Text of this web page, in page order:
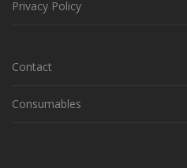
Privacy Policy
Contact
Consumables